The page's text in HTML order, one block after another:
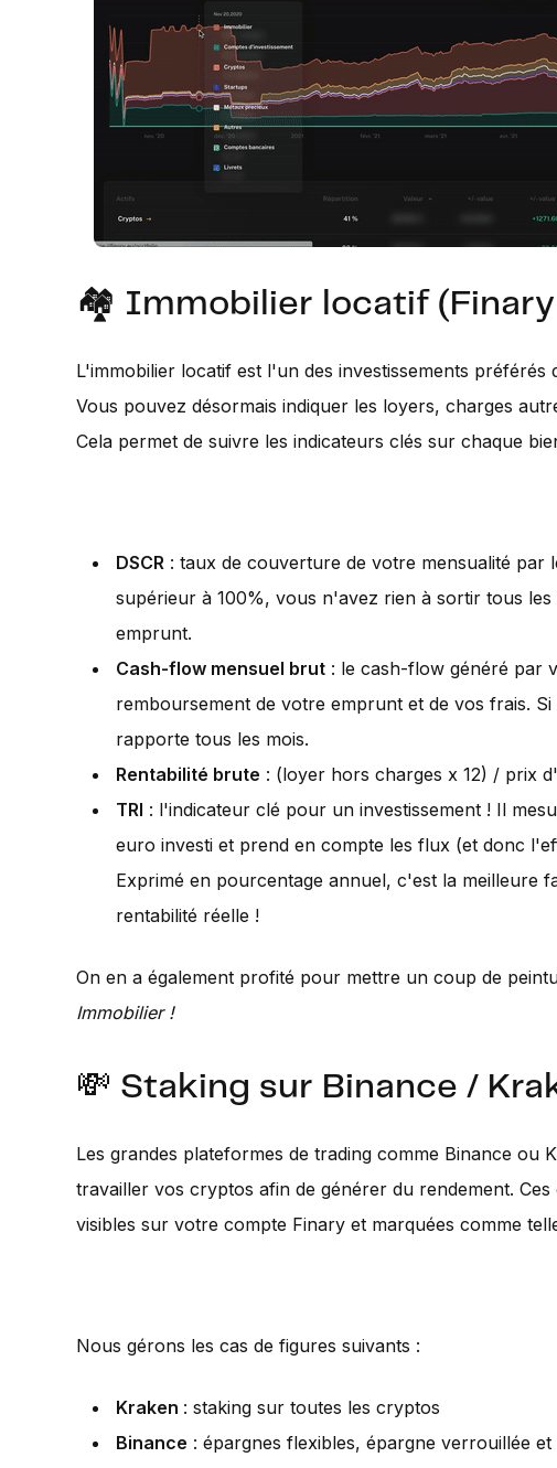
🏘️ Immobilier locatif (Finary
L'immobilier locatif est l'un des investissements préférés
Vous pouvez désormais indiquer les loyers, charges
Cela permet de suivre les indicateurs clés sur chaque
DSCR : taux de couverture de votre mensualité par
supérieur à 100%, vous n'avez rien à sortir tous
emprunt.
Cash-flow mensuel brut : le cash-flow généré par
remboursement de votre emprunt et de vos frais.
rapporte tous les mois.
Rentabilité brute : (loyer hors charges x 12) / prix
TRI : l'indicateur clé pour un investissement ! Il
euro investi et prend en compte les flux (et donc
Exprimé en pourcentage annuel, c'est la meilleure
rentabilité réelle !
On en a également profité pour mettre un coup de
Immobilier !
💸 Staking sur Binance /
Les grandes plateformes de trading comme Binance ou
travailler vos cryptos afin de générer du rendement.
visibles sur votre compte Finary et marquées comme
Nous gérons les cas de figures suivants :
Kraken : staking sur toutes les cryptos
Binance : épargnes flexibles, épargne verrouillée et